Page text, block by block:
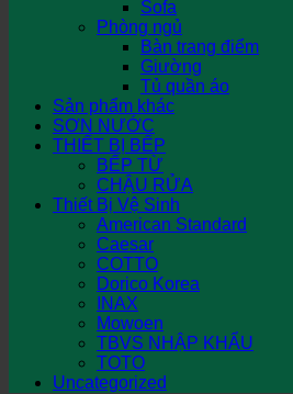
Sofa
Phòng ngủ
Bàn trang điểm
Giường
Tủ quần áo
Sản phẩm khác
SƠN NƯỚC
THIẾT BỊ BẾP
BẾP TỪ
CHẬU RỬA
Thiết Bị Vệ Sinh
American Standard
Caesar
COTTO
Dorico Korea
INAX
Mowoen
TBVS NHẬP KHẨU
TOTO
Uncategorized